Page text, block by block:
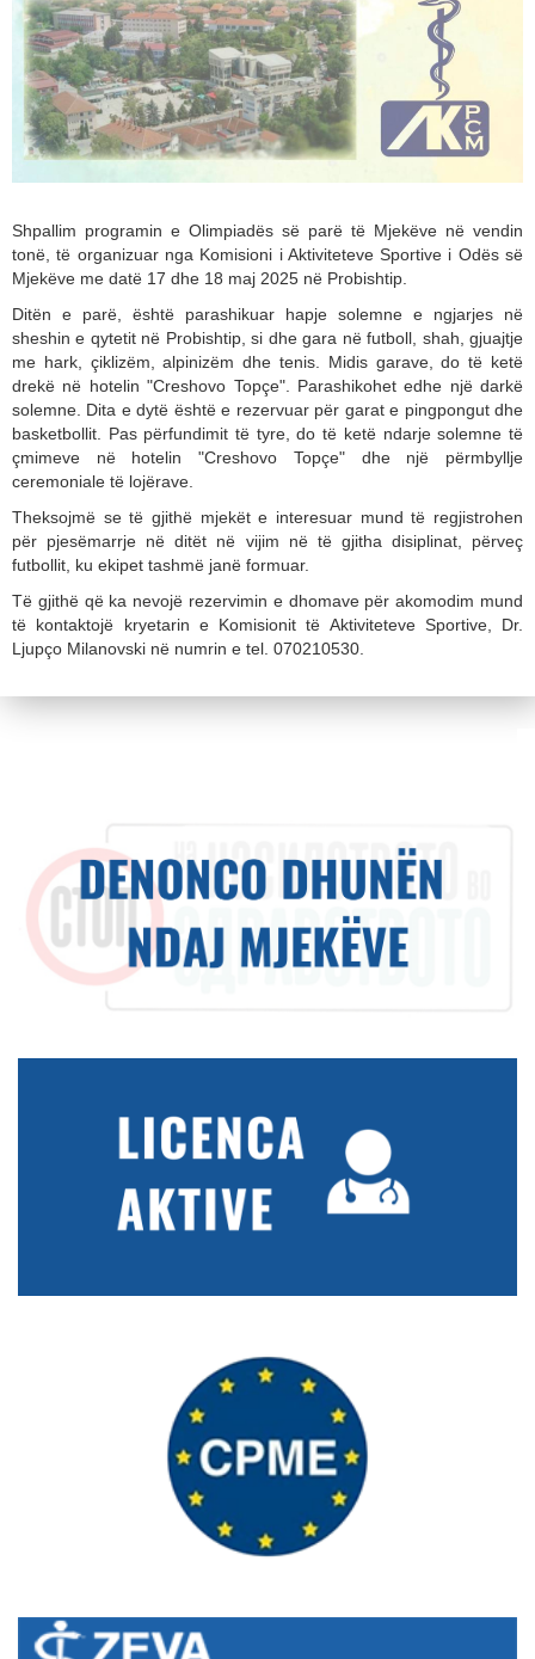
Shpallim programin e Olimpiadës së parë të Mjekëve në vendin
tonë, të organizuar nga Komisioni i Aktiviteteve Sportive i Odës së
Mjekëve me datë 17 dhe 18 maj 2025 në Probishtip.
Ditën e parë, është parashikuar hapje solemne e ngjarjes në
sheshin e qytetit në Probishtip, si dhe gara në futboll, shah, gjuajtje
me hark, çiklizëm, alpinizëm dhe tenis. Midis garave, do të ketë
drekë në hotelin "Creshovo Topçe". Parashikohet edhe një darkë
solemne. Dita e dytë është e rezervuar për garat e pingpongut dhe
basketbollit. Pas përfundimit të tyre, do të ketë ndarje solemne të
çmimeve në hotelin "Creshovo Topçe" dhe një përmbyllje
ceremoniale të lojërave.
Theksojmë se të gjithë mjekët e interesuar mund të regjistrohen
për pjesëmarrje në ditët në vijim në të gjitha disiplinat, përveç
futbollit, ku ekipet tashmë janë formuar.
Të gjithë që ka nevojë rezervimin e dhomave për akomodim mund
të kontaktojë kryetarin e Komisionit të Aktiviteteve Sportive, Dr.
Ljupço Milanovski në numrin e tel. 070210530.